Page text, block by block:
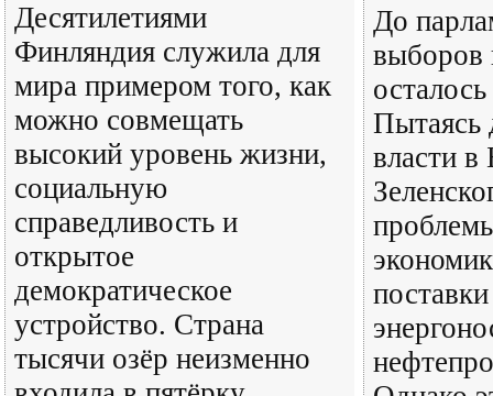
Десятилетиями
Финляндия служила для
мира примером того, как
можно совмещать
высокий уровень жизни,
социальную
справедливость и
открытое
демократическое
устройство. Страна
тысячи озёр неизменно
До
выборов
Пытаясь
власти в